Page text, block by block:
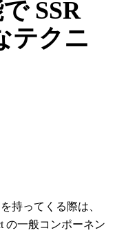
SSR
テクニ
持ってくる際は、
の一般コンポーネン